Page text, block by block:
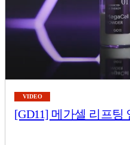
VIDEO
[GD11] 메가셀 리프팅